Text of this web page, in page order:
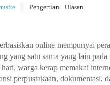
Pengertian Ulasan
online mempunyai
yang satu sama yang lain pada
warga kerap memakai
perpustakaan, dokumentasi,